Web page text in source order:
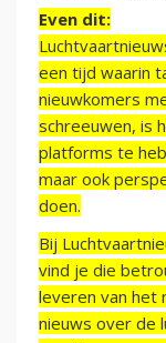
Even dit:
een tijd waarin
nieuwkomers
schreeuwen, is
platforms te
maar ook
doen.
Bij
vind je die
leveren van het
nieuws over de